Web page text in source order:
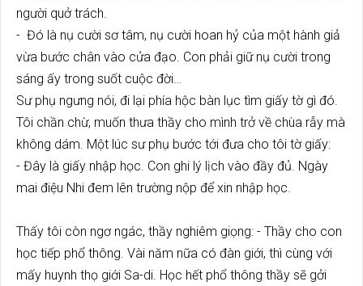
người quở trách.
- Đó là nụ cười sơ tâm, nụ cười hoan hỷ của một hành giả
vừa bước chân vào cửa đạo. Con phải giữ nụ cười trong
sáng ấy trong suốt cuộc đời…
Sư phụ ngưng nói, đi lại phía hộc bàn lục tìm giấy tờ gì đó.
Tôi chần chừ, muốn thưa thầy cho mình trở về chùa rẫy mà
không dám. Một lúc sư phụ bước tới đưa cho tôi tờ giấy:
- Đây là giấy nhập học. Con ghi lý lịch vào đầy đủ. Ngày
mai điệu Nhi đem lên trường nộp để xin nhập học.
Thấy tôi còn ngơ ngác, thầy nghiêm giọng: - Thầy cho con
học tiếp phổ thông. Vài năm nữa có đàn giới, thì cùng với
mấy huynh thọ giới Sa-di. Học hết phổ thông thầy sẽ gởi